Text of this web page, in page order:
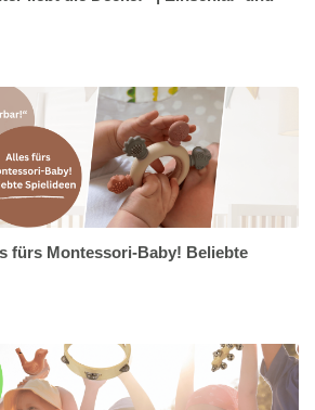
fürs Montessori-Baby! Beliebte